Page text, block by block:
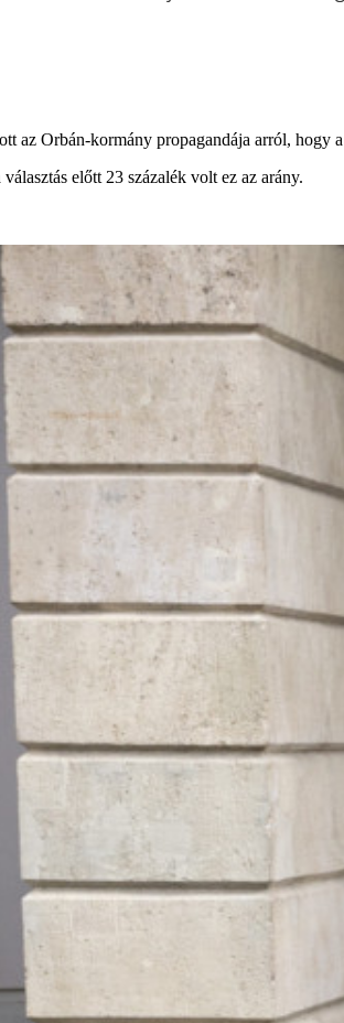
az Orbán-kormány propagandája arról, hogy
előtt 23 százalék volt ez az arány.